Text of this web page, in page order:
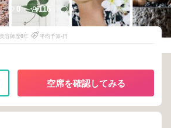
0 116 0
美容師歴0年 平均予算-円
空席を確認してみる